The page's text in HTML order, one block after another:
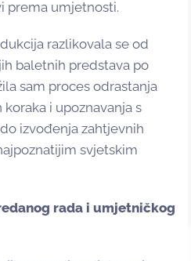
prema umjetnosti.
razlikovala se od
baletnih predstava po
sam proces odrastanja
i upoznavanja s
izvođenja zahtjevnih
svjetskim
rada i umjetničkog